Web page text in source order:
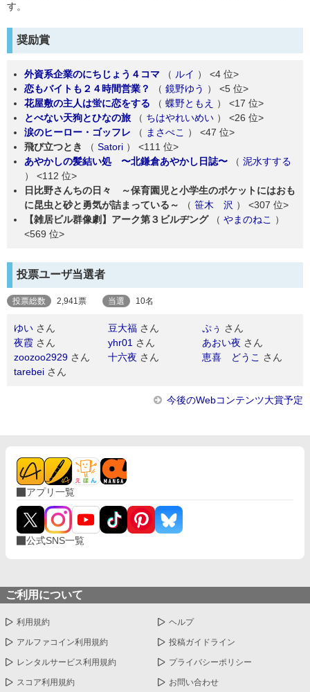
す。
奨励賞
外資系企業のにちじょう４コマ （ ルイ ） <4 位>
恋もバイトも２４時間営業？
（ 鏡野ゆう ） <5 位>
花屋敷の主人は蛍に恋をする
（ 蝶野ともえ ） <17 位>
とべない天狗とひなの旅
（ ちはやれいめい ） <26 位>
涙のヒーロー・ゴッフレ
（ まさぺこ ） <47 位>
飛び立つとき
（ Satori ） <111 位>
あやかしの髪結い処 〜北鎌倉あやかし日誌〜
（ 泥水すする
） <112 位>
日比野さんちの日々 ～保育園児と小学生のポケットにはおも
に昆虫と砂と勇気が詰まっている～
（ 笹木 沢 ） <307 位>
【雑居ビル群像劇】アーク第３ビルヂング
（ やまのねこ
）
<569 位>
投票ユーザ当選者
投票総数 2,941票 当選 10名
ゆい さん 豆大福 さん ぷぅ
さん
夜霞 さん yhr01 さん あおい夜 さん
zoozoo2929 さん 十六夜 さん 恵喜 どうこ
さん
tarebei さん
今後のWebコンテンツ大賞予定
アプリ一覧
公式SNS一覧
ご利用について
利用規約 ヘルプ
アルファコイン利用規約 投稿ガイドライン
レンタルサービス利用規約 プライバシーポリシー
スコア利用規約 お問い合わせ